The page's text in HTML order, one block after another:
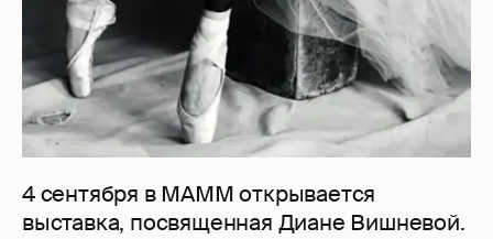
4 сентября в МАММ открывается
выставка, посвященная Диане Вишневой.